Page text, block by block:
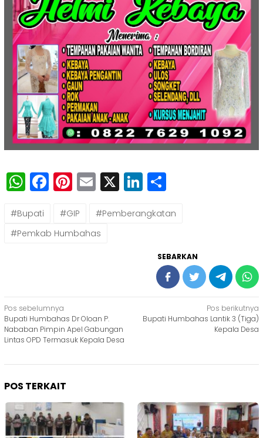
WhatsApp
Facebook
Pinterest
Email
X LinkedIn
#Bupati #GIP
#Pemberangkatan
#Pemkab Humbahas
SEBARKAN
Navigasi
pos
Pos sebelumnya
Bupati Humbahas Dr Oloan P.
Nababan Pimpin Apel Gabungan
Lintas OPD Termasuk Kepala Desa
Pos berikutnya
Bupati Humbahas Lantik 3 (Tiga)
Kepala Desa
POS TERKAIT